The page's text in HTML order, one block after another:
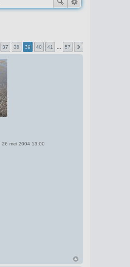
37 38 39 40 41 57
26 mei 2004 13:00